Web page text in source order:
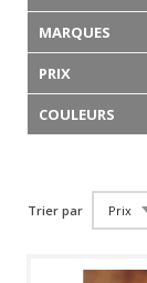
MARQUES
PRIX
COULEURS
Trier par